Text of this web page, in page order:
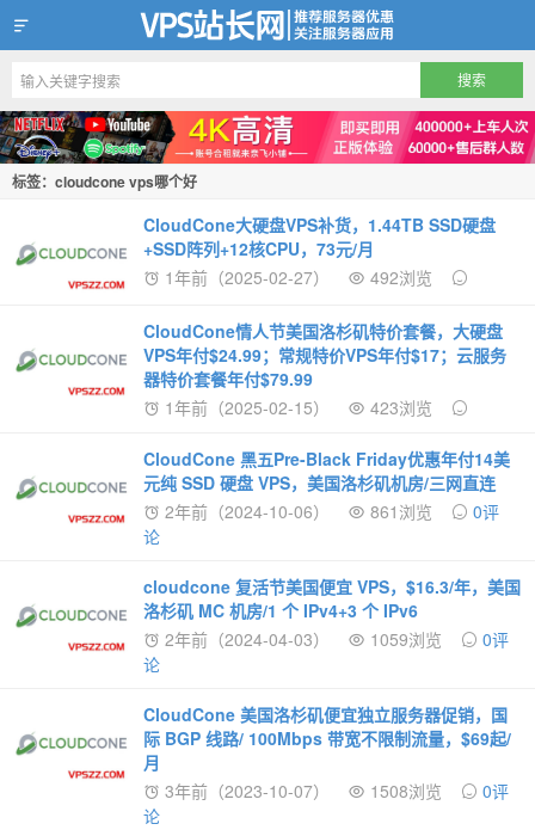
VPS站长网
标签：cloudcone vps哪个好
CloudCone大硬盘VPS补货，1.44TB SSD硬盘
+SSD阵列+12核CPU，73元/月
1年前（2025-02-27）
492浏览
CloudCone情人节美国洛杉矶特价套餐，大硬盘
VPS年付$24.99；常规特价VPS年付$17；云服务
器特价套餐年付$79.99
1年前（2025-02-15）
423浏览
CloudCone 黑五Pre-Black Friday优惠年付14美
元纯 SSD 硬盘 VPS，美国洛杉矶机房/三网直连
2年前（2024-10-06）
861浏览
0评
论
cloudcone 复活节美国便宜 VPS，$16.3/年，美国
洛杉矶 MC 机房/1 个 IPv4+3 个 IPv6
2年前（2024-04-03）
1059浏览
0评
论
CloudCone 美国洛杉矶便宜独立服务器促销，国
际 BGP 线路/ 100Mbps 带宽不限制流量，$69起/
月
3年前（2023-10-07）
1508浏览
0评
论